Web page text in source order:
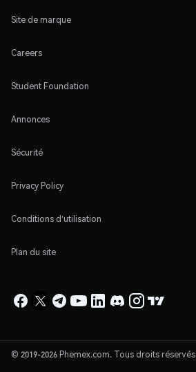
Site de marque
Careers
Student Foundation
Annonces
Sécurité
Privacy Policy
Conditions d'utilisation
Plan du site
© 2019-2026 Phemex.com. Tous droits réservés